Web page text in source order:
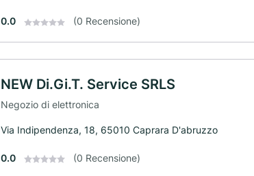
0.0 (0 Recensione)
NEW Di.Gi.T. Service SRLS
Negozio di elettronica
Via Indipendenza, 18, 65010 Caprara D'abruzzo
0.0 (0 Recensione)